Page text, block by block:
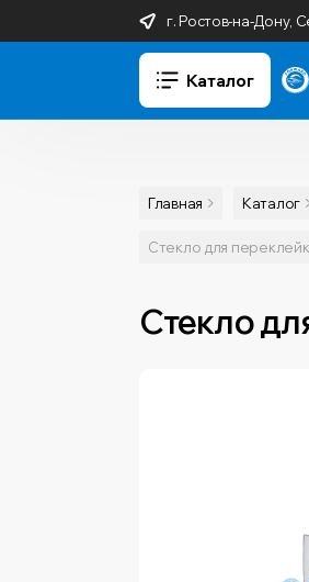
г. Ростов-на-Дону,
Каталог
Главная Каталог
Стекло для
Стекло